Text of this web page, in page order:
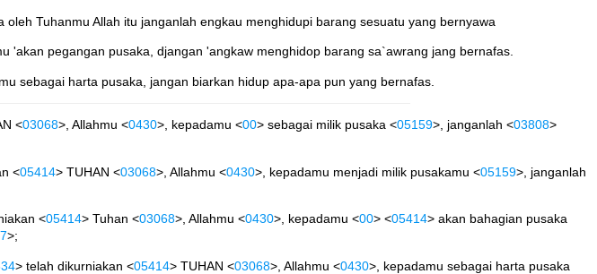
Tuhanmu Allah itu janganlah engkau menghidupi barang sesuatu yang bernyawa
pegangan pusaka, djangan 'angkaw menghidop barang sa`awrang jang bernafas.
sebagai harta pusaka, jangan biarkan hidup apa-apa pun yang bernafas.
<03068>, Allahmu <0430>, kepadamu <00> sebagai milik pusaka <05159>, janganlah <03808>
<05414> TUHAN <03068>, Allahmu <0430>, kepadamu menjadi milik pusakamu <05159>, janganlah
<05414> Tuhan <03068>, Allahmu <0430>, kepadamu <00> <05414> akan bahagian pusaka
>;
> telah dikurniakan <05414> TUHAN <03068>, Allahmu <0430>, kepadamu sebagai harta pusaka